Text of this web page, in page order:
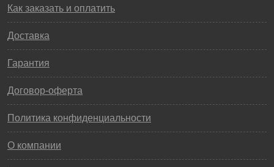
Как заказать и оплатить
Доставка
Гарантия
Договор-оферта
Политика конфиденциальности
О компании